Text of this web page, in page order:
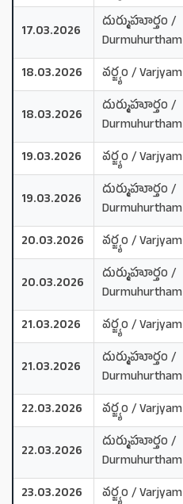
17.03.2026
దుర్ముహూర్తం /
Durmuhurtham
18.03.2026
వర్జ్యం / Varjyam
18.03.2026
దుర్ముహూర్తం /
Durmuhurtham
19.03.2026 వర్జ్యం / Varjyam
19.03.2026
దుర్ముహూర్తం /
Durmuhurtham
20.03.2026
వర్జ్యం / Varjyam
20.03.2026
దుర్ముహూర్తం /
Durmuhurtham
21.03.2026
వర్జ్యం / Varjyam
21.03.2026
దుర్ముహూర్తం /
Durmuhurtham
22.03.2026
వర్జ్యం / Varjyam
22.03.2026
దుర్ముహూర్తం /
Durmuhurtham
23.03.2026 వర్జ్యం / Varjyam